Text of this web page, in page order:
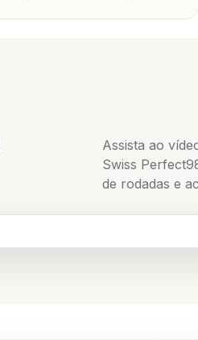
Assista ao
Swiss
de rodadas e